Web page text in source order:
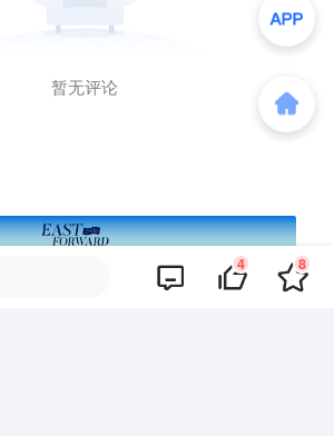
暂无评论
4 8